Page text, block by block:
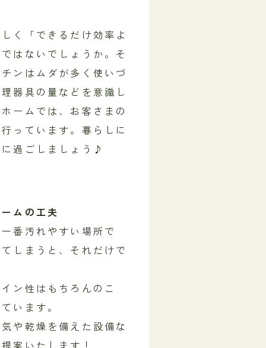
く「できるだけ効率よ
はないでしょうか。そ
ンはムダが多く使いづ
器具の量などを意識し
ームでは、お客さまの
っています。暮らしに
過ごしましょう♪
ムの工夫
番汚れやすい場所で
しまうと、それだけで
ン性はもちろんのこ
います。
や乾燥を備えた設備な
案いたします！